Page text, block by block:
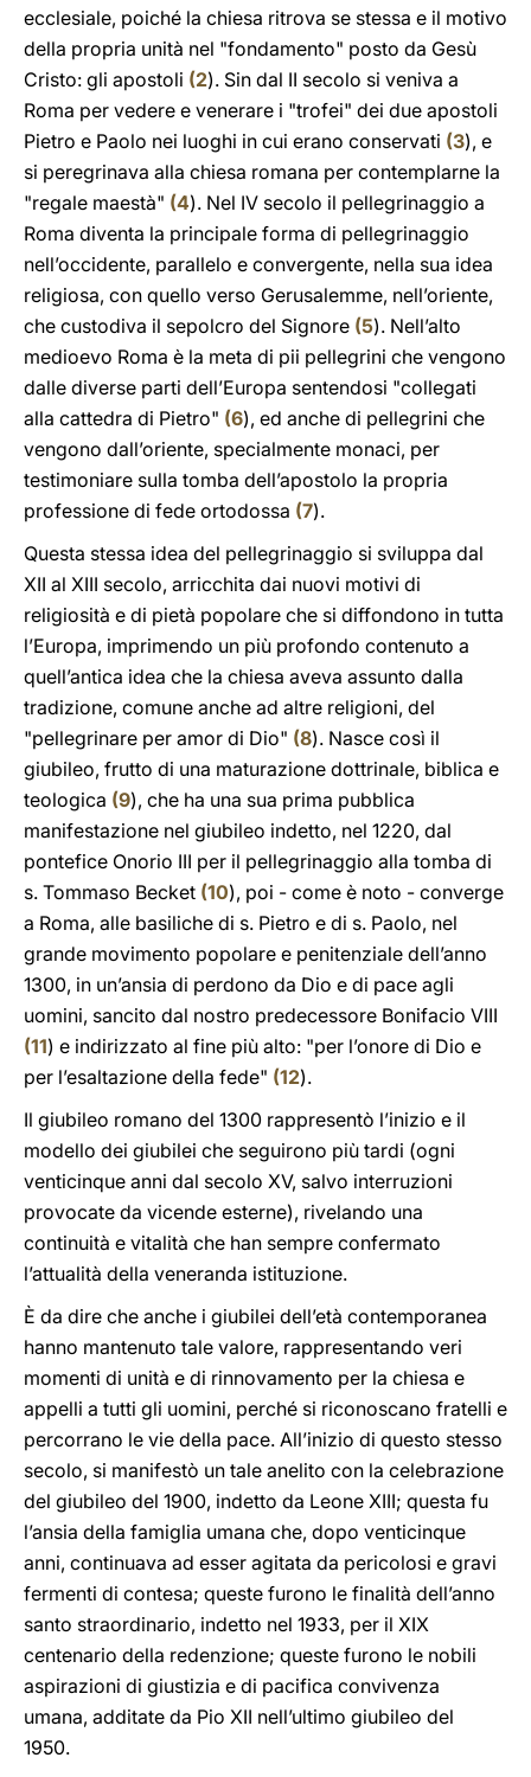
ecclesiale, poiché la chiesa ritrova se stessa e il motivo
della propria unità nel "fondamento" posto da Gesù
Cristo: gli apostoli (2). Sin dal II secolo si veniva a
Roma per vedere e venerare i "trofei" dei due apostoli
Pietro e Paolo nei luoghi in cui erano conservati (3), e
si peregrinava alla chiesa romana per contemplarne la
"regale maestà" (4). Nel IV secolo il pellegrinaggio a
Roma diventa la principale forma di pellegrinaggio
nell’occidente, parallelo e convergente, nella sua idea
religiosa, con quello verso Gerusalemme, nell’oriente,
che custodiva il sepolcro del Signore (5). Nell’alto
medioevo Roma è la meta di pii pellegrini che vengono
dalle diverse parti dell’Europa sentendosi "collegati
alla cattedra di Pietro" (6), ed anche di pellegrini che
vengono dall’oriente, specialmente monaci, per
testimoniare sulla tomba dell’apostolo la propria
professione di fede ortodossa (7).
Questa stessa idea del pellegrinaggio si sviluppa dal
XII al XIII secolo, arricchita dai nuovi motivi di
religiosità e di pietà popolare che si diffondono in tutta
l’Europa, imprimendo un più profondo contenuto a
quell’antica idea che la chiesa aveva assunto dalla
tradizione, comune anche ad altre religioni, del
"pellegrinare per amor di Dio" (8). Nasce così il
giubileo, frutto di una maturazione dottrinale, biblica e
teologica (9), che ha una sua prima pubblica
manifestazione nel giubileo indetto, nel 1220, dal
pontefice Onorio III per il pellegrinaggio alla tomba di
s. Tommaso Becket (10), poi - come è noto - converge
a Roma, alle basiliche di s. Pietro e di s. Paolo, nel
grande movimento popolare e penitenziale dell’anno
1300, in un’ansia di perdono da Dio e di pace agli
uomini, sancito dal nostro predecessore Bonifacio VIII
(11) e indirizzato al fine più alto: "per l’onore di Dio e
per l’esaltazione della fede" (12).
Il giubileo romano del 1300 rappresentò l’inizio e il
modello dei giubilei che seguirono più tardi (ogni
venticinque anni dal secolo XV, salvo interruzioni
provocate da vicende esterne), rivelando una
continuità e vitalità che han sempre confermato
l’attualità della veneranda istituzione.
È da dire che anche i giubilei dell’età contemporanea
hanno mantenuto tale valore, rappresentando veri
momenti di unità e di rinnovamento per la chiesa e
appelli a tutti gli uomini, perché si riconoscano fratelli e
percorrano le vie della pace. All’inizio di questo stesso
secolo, si manifestò un tale anelito con la celebrazione
del giubileo del 1900, indetto da Leone XIII; questa fu
l’ansia della famiglia umana che, dopo venticinque
anni, continuava ad esser agitata da pericolosi e gravi
fermenti di contesa; queste furono le finalità dell’anno
santo straordinario, indetto nel 1933, per il XIX
centenario della redenzione; queste furono le nobili
aspirazioni di giustizia e di pacifica convivenza
umana, additate da Pio XII nell’ultimo giubileo del
1950.